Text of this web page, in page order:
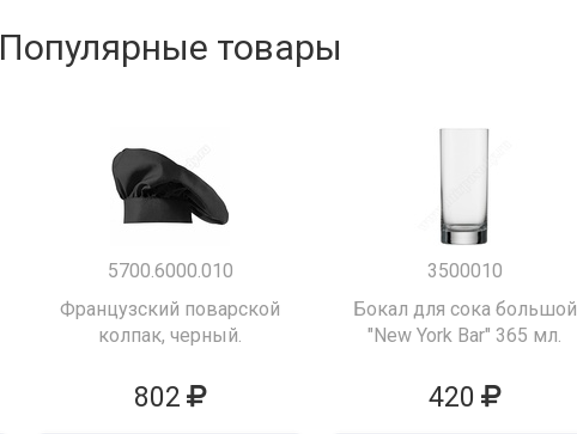
Популярные товары
5700.6000.010
Французский поварской
колпак, черный.
802
3500010
Бокал для сока большой
"New York Bar" 365 мл.
420